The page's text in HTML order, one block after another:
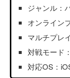
ジャンル：
オンライン
マルチプレ
対戦モード
対応OS：